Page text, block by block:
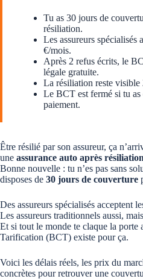
Tu as 30 jours de
résiliation.
Les assureurs spécialisés
€/mois.
Après 2 refus écrits, le
légale gratuite.
La résiliation reste visible
Le BCT est fermé si tu
paiement.
Être résilié par son assureur, ça
une assurance auto après résiliation
Bonne nouvelle : tu n’es pas sans
disposes de 30 jours de couverture
Des assureurs spécialisés acceptent
Les assureurs traditionnels aussi,
Et si tout le monde te claque la porte
Tarification (BCT) existe pour ça.
Voici les délais réels, les prix du
concrètes pour retrouver une